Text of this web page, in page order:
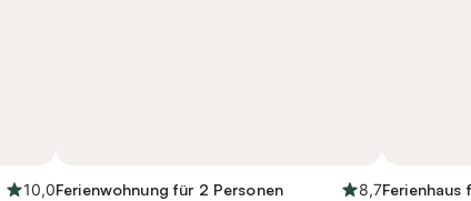
10,0Ferienwohnung für 2 Personen
8,7Ferienhaus